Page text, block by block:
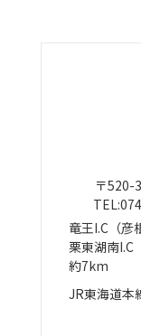
〒520-
TEL:
竜王I.C（彦
栗東湖南I.C
約7km
JR東海道本